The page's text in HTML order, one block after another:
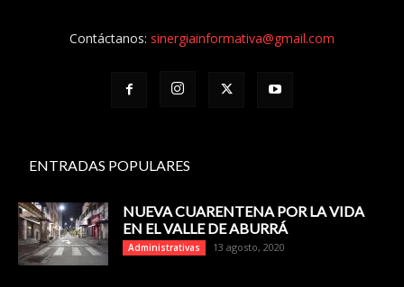
Contáctanos: sinergiainformativa@gmail.com
ENTRADAS POPULARES
NUEVA CUARENTENA POR LA VIDA
EN EL VALLE DE ABURRÁ
Administrativas 13 agosto, 2020